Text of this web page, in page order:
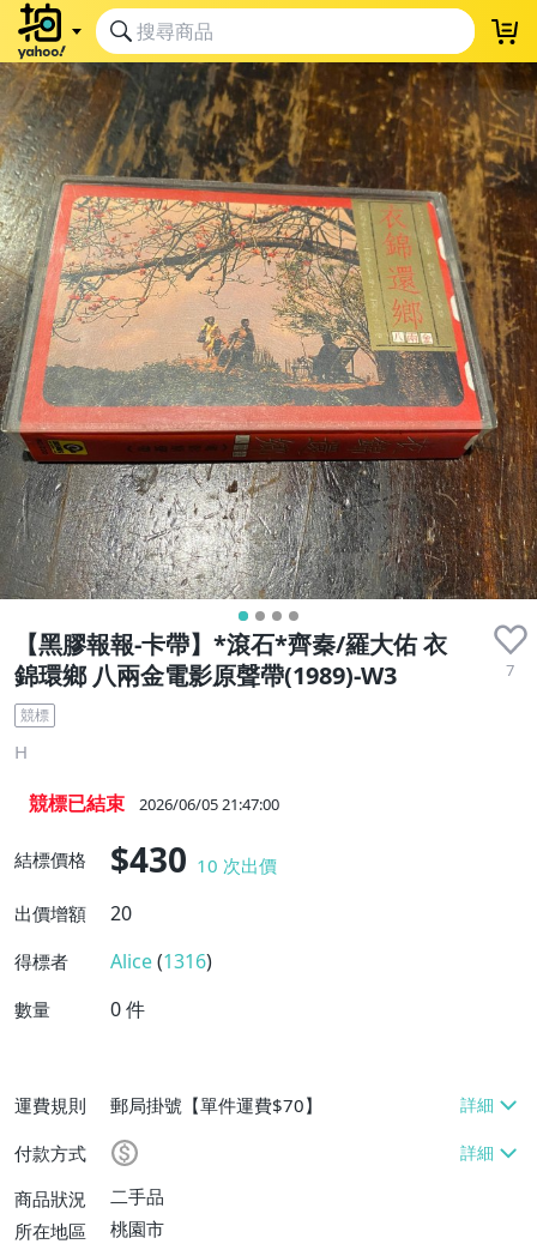
【黑膠報報-卡帶】*滾石*齊秦/羅大佑 衣
錦環鄉 八兩金電影原聲帶(1989)-W3
7
競標
H
競標已結束 2026/06/05 21:47:00
結標價格 $430 10 次出價
出價增額
20
得標者 Alice(1316)
數量 0件
運費規則
郵局掛號【單件運費$70】
付款方式
商品狀況
二手品
所在地區
桃園市